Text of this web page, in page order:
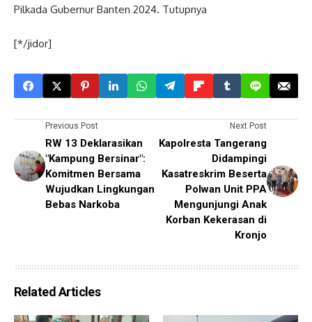
Pilkada Gubernur Banten 2024. Tutupnya
[*/jidor]
Previous Post
RW 13 Deklarasikan
"Kampung Bersinar":
Komitmen Bersama
Wujudkan Lingkungan
Bebas Narkoba
Next Post
Kapolresta Tangerang
Didampingi
Kasatreskrim Beserta
Polwan Unit PPA
Mengunjungi Anak
Korban Kekerasan di
Kronjo
Related Articles